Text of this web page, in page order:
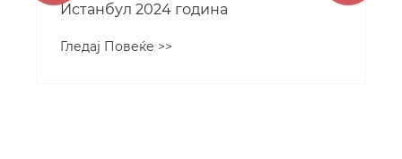
Истанбул 2024 година
Гледај Повеќе >>